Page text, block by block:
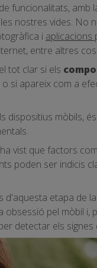
funcionalitats, amb
nostres vides. No
i aplicacions
entre altres
tot clar si els
si apareix com a
dispositius mòbils,
vist que factors
poden ser indicis
etapa de
pel mòbil i,
detectar els